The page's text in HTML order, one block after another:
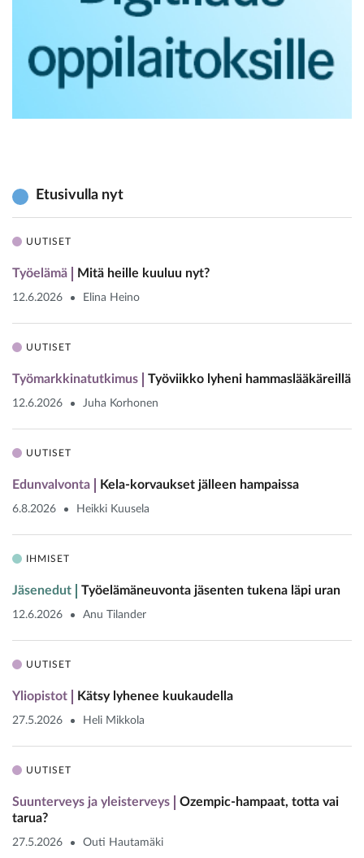
Etusivulla nyt
UUTISET
Työelämä Mitä heille kuuluu nyt?
12.6.2026 Elina Heino
UUTISET
Työmarkkinatutkimus Työviikko lyheni hammaslääkäreillä
12.6.2026 Juha Korhonen
UUTISET
Edunvalvonta Kela-korvaukset jälleen hampaissa
6.8.2026 Heikki Kuusela
IHMISET
Jäsenedut Työelämäneuvonta jäsenten tukena läpi uran
12.6.2026 Anu Tilander
UUTISET
Yliopistot Kätsy lyhenee kuukaudella
27.5.2026 Heli Mikkola
UUTISET
Suunterveys ja yleisterveys
Ozempic-hampaat, totta vai
tarua?
27.5.2026 Outi Hautamäki